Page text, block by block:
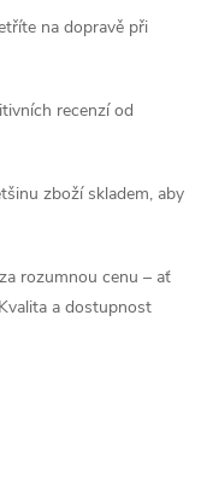
na dopravě při
recenzí od
zboží skladem, aby
rozumnou cenu – ať
a dostupnost